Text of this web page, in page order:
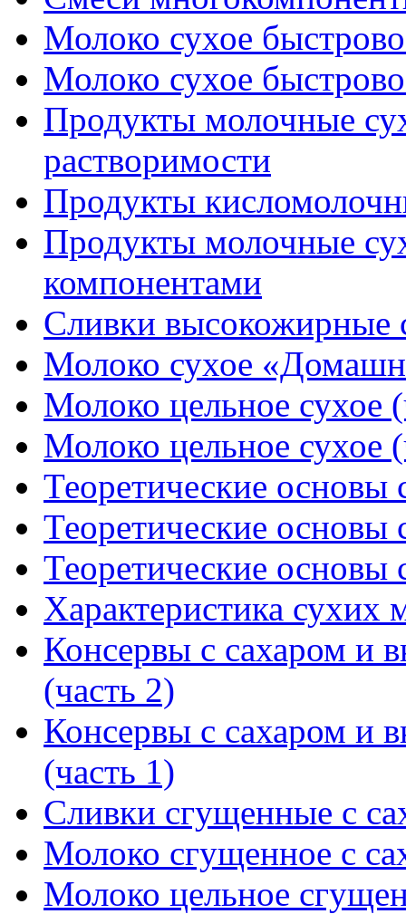
Молоко сухое
Молоко сухое
Продукты молочные
растворимости
Продукты
Продукты молочные
компонентами
Сливки высокожирные
Молоко сухое
Молоко цельное сухое
Молоко цельное сухое
Теоретические основы
Теоретические основы
Теоретические основы
Характеристика сухих
Консервы с сахаром и
(часть 2)
Консервы с сахаром и
(часть 1)
Сливки сгущенные с
Молоко сгущенное с
Молоко цельное